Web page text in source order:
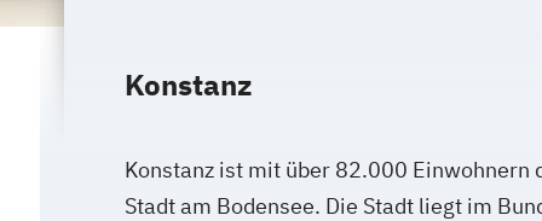
Konstanz
Konstanz ist mit über 82.000 Einwohnern
Stadt am Bodensee. Die Stadt liegt im